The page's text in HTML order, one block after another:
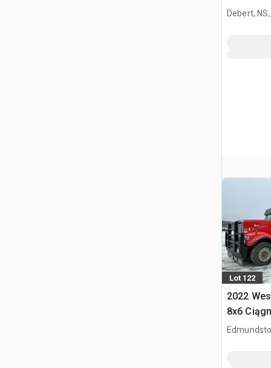
Debert,
Lot 122
2022
8x6
kabiną